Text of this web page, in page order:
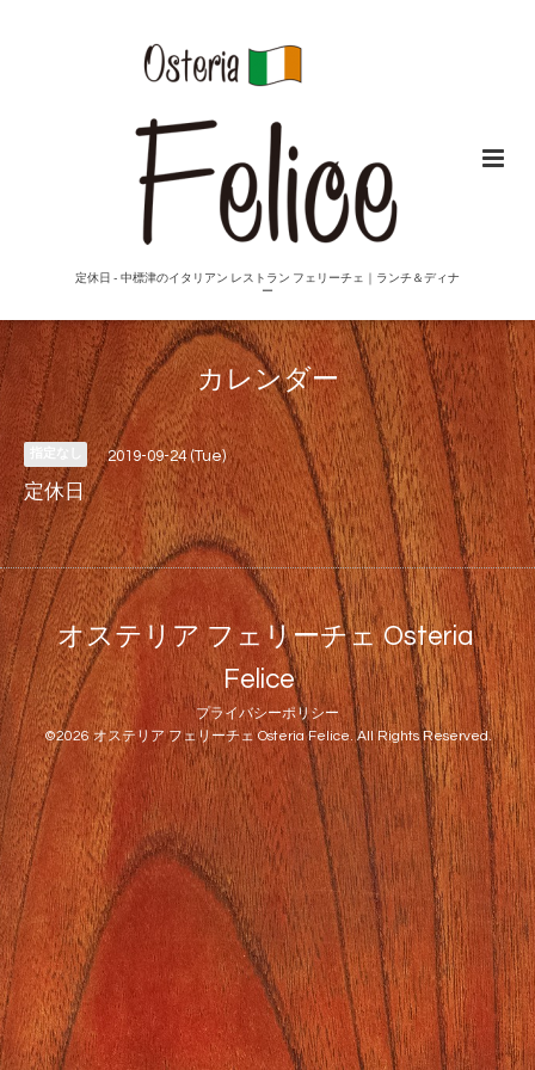
定休日 - 中標津のイタリアン レストラン フェリーチェ｜ランチ＆ディナ
ー
カレンダー
2019-09-24 (Tue)
定休日
オステリア フェリーチェ Osteria
Felice
プライバシーポリシー
©2026オステリア フェリーチェ Osteria Felice. All Rights Reserved.